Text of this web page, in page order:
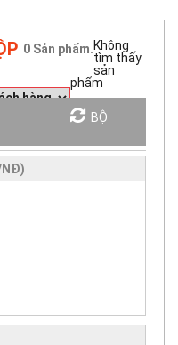
0 Sản phẩm.Không
tìm thấy
sản
phẩm
BỘ